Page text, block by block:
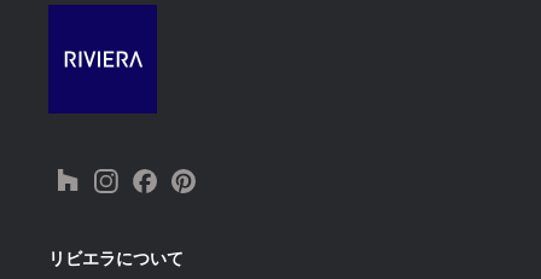
リビエラについて